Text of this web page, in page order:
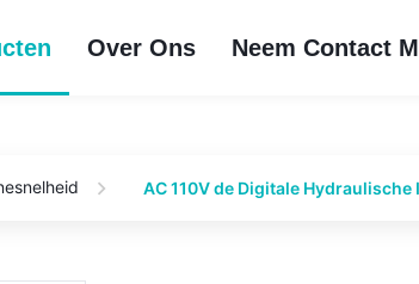
Over Ons Neem Contact
AC 110V de Digitale